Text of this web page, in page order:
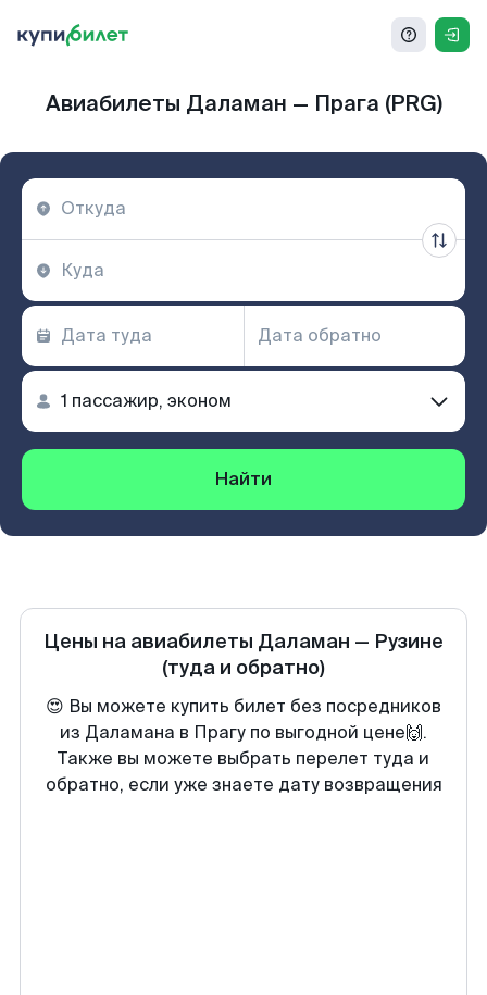
Авиабилеты Даламан — Прага (PRG)
Найти
Цены на авиабилеты Даламан — Рузине
(туда и обратно)
😍 Вы можете купить билет без посредников
из Даламана в Прагу по выгодной цене🙌.
Также вы можете выбрать перелет туда и
обратно, если уже знаете дату возвращения